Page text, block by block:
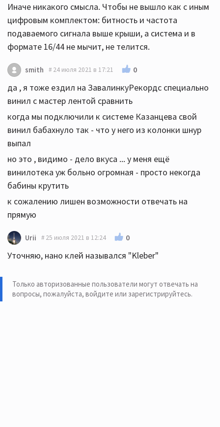
Иначе никакого смысла. Чтобы не вышло как с иным
цифровым комплектом: битность и частота
подаваемого сигнала выше крыши, а система и в
формате 16/44 не мычит, не телится.
smith 24 июля 2021 в 17:21 0
да , я тоже ездил на ЗавалинкуРекордс специально
винил с мастер лентой сравнить
когда мы подключили к системе Казанцева свой
винил бабахнуло так - что у него из колонки шнур
выпал
но это , видимо - дело вкуса ... у меня ещё
винилотека уж больно огромная - просто некогда
бабины крутить
к сожалению лишен возможности отвечать на
прямую
Urii 25 июля 2021 в 12:24 0
Уточняю, нано клей назывался "Kleber"
Только авторизованные пользователи могут отвечать на
вопросы, пожалуйста, войдите или зарегистрируйтесь.